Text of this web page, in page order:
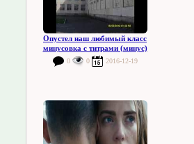
Опустел наш любимый класс
минусовка с титрами (минус)
0 0 2016-12-19